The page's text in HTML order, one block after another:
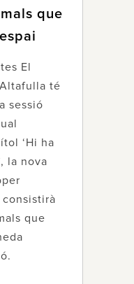
que
El
té
sessió
‘Hi ha
la nova
consistirà
que